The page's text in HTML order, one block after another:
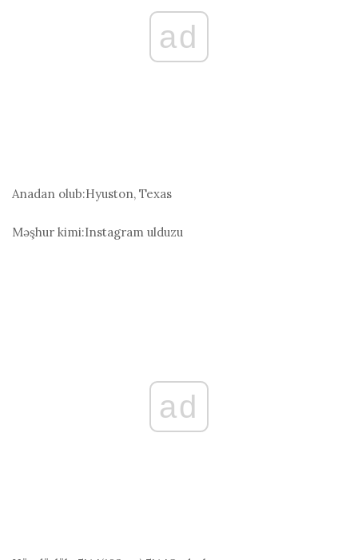
ad
Anadan olub:Hyuston, Texas
Məşhur kimi:Instagram ulduzu
ad